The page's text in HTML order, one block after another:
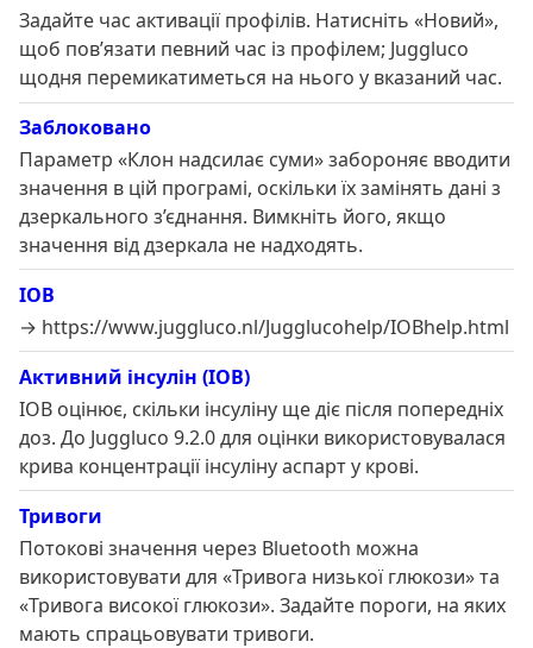
Задайте час активації профілів. Натисніть «Новий»,
щоб пов’язати певний час із профілем; Juggluco
щодня перемикатиметься на нього у вказаний час.
Заблоковано
Параметр «Клон надсилає суми» забороняє вводити
значення в цій програмі, оскільки їх замінять дані з
дзеркального з’єднання. Вимкніть його, якщо
значення від дзеркала не надходять.
IOB
→ https://www.juggluco.nl/Jugglucohelp/IOBhelp.html
Активний інсулін (IOB)
IOB оцінює, скільки інсуліну ще діє після попередніх
доз. До Juggluco 9.2.0 для оцінки використовувалася
крива концентрації інсуліну аспарт у крові.
Тривоги
Потокові значення через Bluetooth можна
використовувати для «Тривога низької глюкози» та
«Тривога високої глюкози». Задайте пороги, на яких
мають спрацьовувати тривоги.